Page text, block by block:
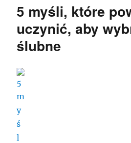
5 myśli, które
uczynić, aby
ślubne